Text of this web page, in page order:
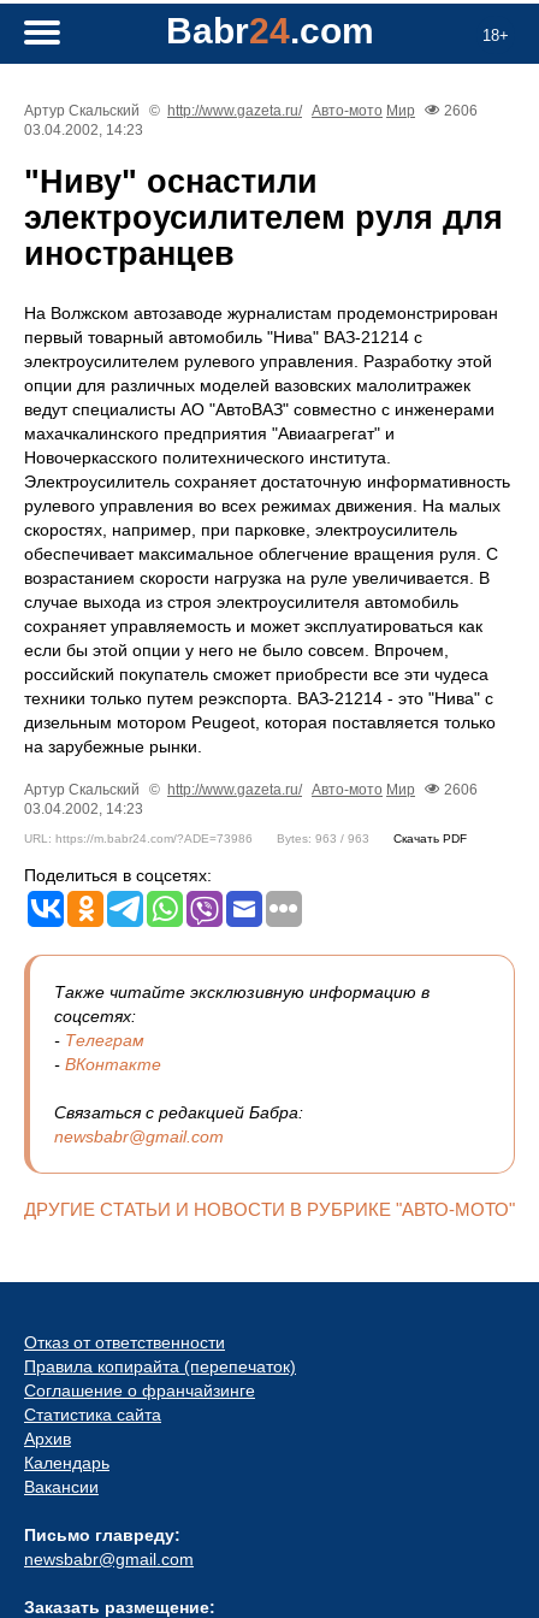
18+
Babr24.com
Артур Скальский © http://www.gazeta.ru/ Авто-мото Мир
2606
03.04.2002, 14:23
"Ниву" оснастили
электроусилителем руля для
иностранцев
На Волжском автозаводе журналистам продемонстрирован
первый товарный автомобиль "Нива" ВАЗ-21214 с
электроусилителем рулевого управления. Разработку этой
опции для различных моделей вазовских малолитражек
ведут специалисты АО "АвтоВАЗ" совместно с инженерами
махачкалинского предприятия "Авиаагрегат" и
Новочеркасского политехнического института.
Электроусилитель сохраняет достаточную информативность
рулевого управления во всех режимах движения. На малых
скоростях, например, при парковке, электроусилитель
обеспечивает максимальное облегчение вращения руля. С
возрастанием скорости нагрузка на руле увеличивается. В
случае выхода из строя электроусилителя автомобиль
сохраняет управляемость и может эксплуатироваться как
если бы этой опции у него не было совсем. Впрочем,
российский покупатель сможет приобрести все эти чудеса
техники только путем реэкспорта. ВАЗ-21214 - это "Нива" с
дизельным мотором Peugeot, которая поставляется только
на зарубежные рынки.
Артур Скальский © http://www.gazeta.ru/ Авто-мото Мир
2606
03.04.2002, 14:23
URL: https://m.babr24.com/?ADE=73986 Bytes: 963 / 963 Скачать PDF
Поделиться в соцсетях:
Также читайте эксклюзивную информацию в
соцсетях:
- Телеграм
- ВКонтакте
Связаться с редакцией Бабра:
newsbabr@gmail.com
ДРУГИЕ СТАТЬИ И НОВОСТИ В РУБРИКЕ "АВТО-МОТО"
Отказ от ответственности
Правила копирайта (перепечаток)
Соглашение о франчайзинге
Статистика сайта
Архив
Календарь
Вакансии
Письмо главреду:
newsbabr@gmail.com
Заказать размещение: